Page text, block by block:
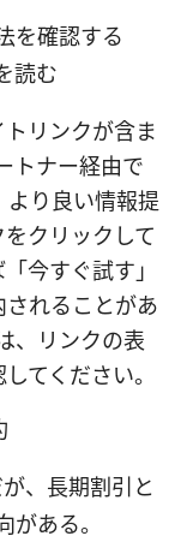
を確認する
読む
リンクが含ま
トナー経由で
より良い情報提
クリックして
今すぐ試す」
れることがあ
、リンクの表
てください。
、長期割引と
がある。